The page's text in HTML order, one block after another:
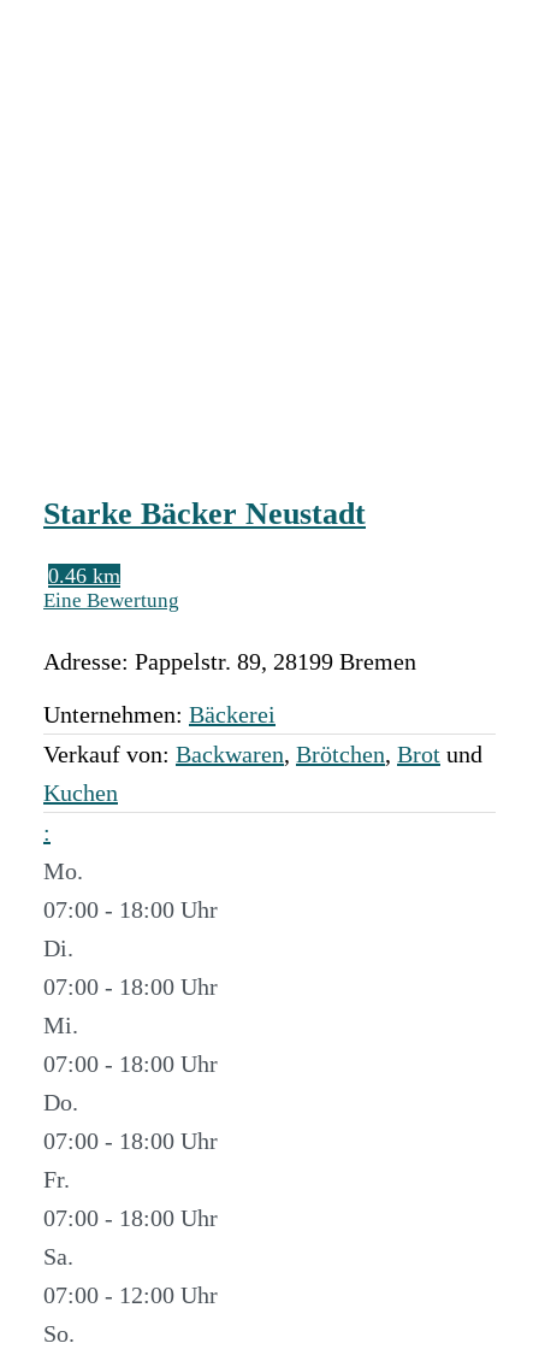
Starke Bäcker Neustadt
0.46 km
Eine Bewertung
Adresse: Pappelstr. 89, 28199 Bremen
Unternehmen: Bäckerei
Verkauf von: Backwaren, Brötchen, Brot und
Kuchen
:
Mo.
07:00 - 18:00
Di.
07:00 - 18:00
Mi.
07:00 - 18:00
Do.
07:00 - 18:00
Fr.
07:00 - 18:00
Sa.
07:00 - 12:00
So.